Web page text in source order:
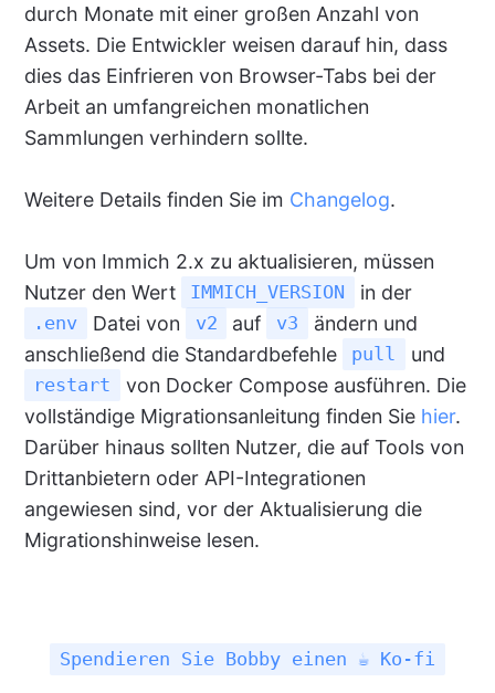
durch Monate mit einer großen Anzahl von
Assets. Die Entwickler weisen darauf hin, dass
dies das Einfrieren von Browser-Tabs bei der
Arbeit an umfangreichen monatlichen
Sammlungen verhindern sollte.
Weitere Details finden Sie im Changelog.
Um von Immich 2.x zu aktualisieren, müssen
Nutzer den Wert
IMMICH_VERSION in der
.env Datei von v2 auf v3
ändern und
anschließend die Standardbefehle
pull und
restart
von Docker Compose ausführen. Die
vollständige Migrationsanleitung finden Sie hier.
Darüber hinaus sollten Nutzer, die auf Tools von
Drittanbietern oder API-Integrationen
angewiesen sind, vor der Aktualisierung die
Migrationshinweise lesen.
Spendieren Sie Bobby einen ☕ Ko-fi